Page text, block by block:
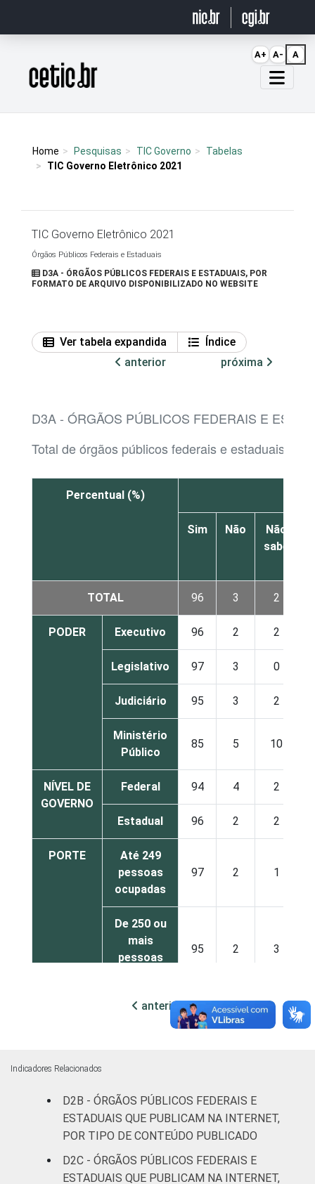
Página inicial
Home Pesquisas TIC Governo
Tabelas
TIC Governo Eletrônico 2021
TIC Governo Eletrônico 2021
Órgãos Públicos Federais e Estaduais
D3A - ÓRGÃOS PÚBLICOS FEDERAIS E ESTADUAIS, POR
FORMATO DE ARQUIVO DISPONIBILIZADO NO WEBSITE
Ver tabela expandida
Índice
anterior
próxima
D3A - ÓRGÃOS PÚBLICOS FEDERAIS E
Total de órgãos públicos federais e estaduais
Percentual (%)
Sim Não
Não
sabe
TOTAL 96 3 2
PODER Executivo 96 2 2
Legislativo 97 3 0
Judiciário 95 3 2
Ministério
Público
85 5 10
NÍVEL DE
GOVERNO
Federal 94 4 2
Estadual 96 2 2
PORTE
Até 249
pessoas
ocupadas
97 2 1
De 250 ou
mais
pessoas
95 2 3
Não
90 10
Fonte: CGI.br/NIC.br, Centro Regional de
Sociedade da Informação (Cetic.br),
Pesquisa sobre o uso das tecnologias de
informação e comunicação no setor público
anterior próxima
Indicadores Relacionados
D2B - ÓRGÃOS PÚBLICOS FEDERAIS E
ESTADUAIS QUE PUBLICAM NA INTERNET,
POR TIPO DE CONTEÚDO PUBLICADO
D2C - ÓRGÃOS PÚBLICOS FEDERAIS E
ESTADUAIS QUE PUBLICAM NA INTERNET,
A+ A- A